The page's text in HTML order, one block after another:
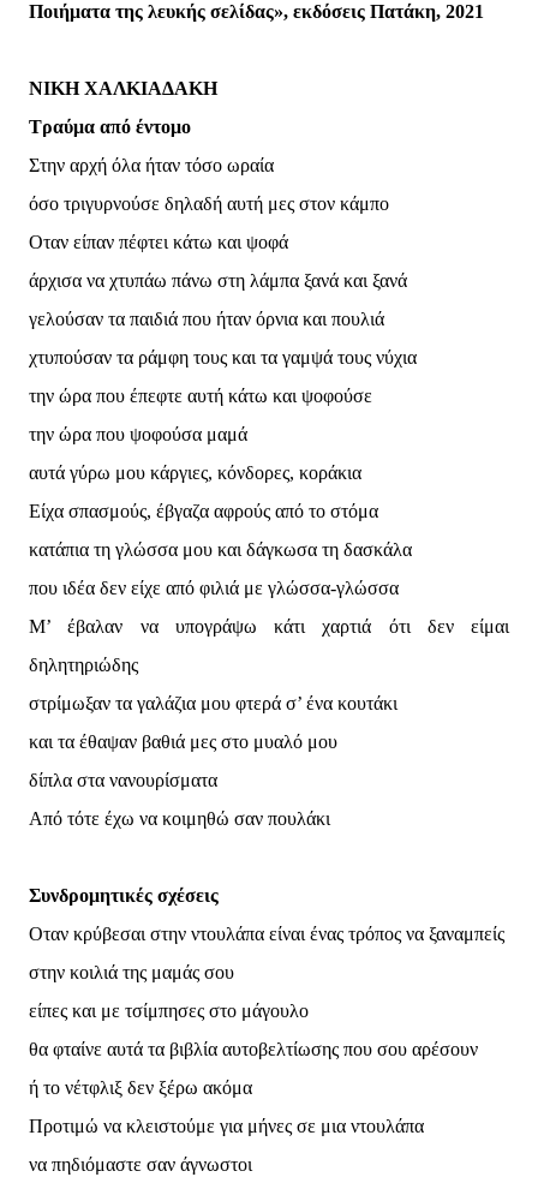
Ποιήματα της λευκής σελίδας», εκδόσεις Πατάκη, 2021
ΝΙΚΗ ΧΑΛΚΙΑΔΑΚΗ
Τραύμα από έντομο
Στην αρχή όλα ήταν τόσο ωραία
όσο τριγυρνούσε δηλαδή αυτή μες στον κάμπο
Οταν είπαν πέφτει κάτω και ψοφά
άρχισα να χτυπάω πάνω στη λάμπα ξανά και ξανά
γελούσαν τα παιδιά που ήταν όρνια και πουλιά
χτυπούσαν τα ράμφη τους και τα γαμψά τους νύχια
την ώρα που έπεφτε αυτή κάτω και ψοφούσε
την ώρα που ψοφούσα μαμά
αυτά γύρω μου κάργιες, κόνδορες, κοράκια
Είχα σπασμούς, έβγαζα αφρούς από το στόμα
κατάπια τη γλώσσα μου και δάγκωσα τη δασκάλα
που ιδέα δεν είχε από φιλιά με γλώσσα-γλώσσα
Μ’ έβαλαν να υπογράψω κάτι χαρτιά ότι δεν είμαι
δηλητηριώδης
στρίμωξαν τα γαλάζια μου φτερά σ’ ένα κουτάκι
και τα έθαψαν βαθιά μες στο μυαλό μου
δίπλα στα νανουρίσματα
Από τότε έχω να κοιμηθώ σαν πουλάκι
Συνδρομητικές σχέσεις
Οταν κρύβεσαι στην ντουλάπα είναι ένας τρόπος να ξαναμπείς
στην κοιλιά της μαμάς σου
είπες και με τσίμπησες στο μάγουλο
θα φταίνε αυτά τα βιβλία αυτοβελτίωσης που σου αρέσουν
ή το νέτφλιξ δεν ξέρω ακόμα
Προτιμώ να κλειστούμε για μήνες σε μια ντουλάπα
να πηδιόμαστε σαν άγνωστοι